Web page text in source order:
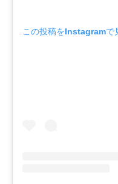
この投稿をInstagramで